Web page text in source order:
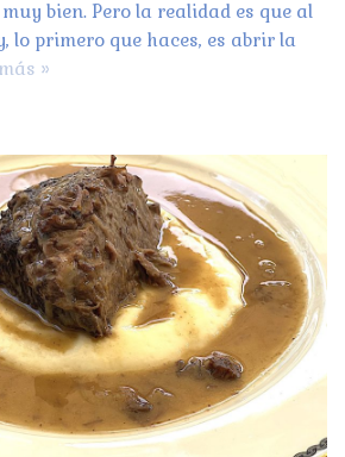
bien. Pero la realidad es que al
lo primero que haces, es abrir la
»